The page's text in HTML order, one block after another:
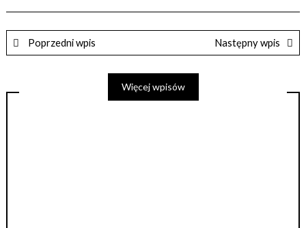
Poprzedni wpis Następny wpis
Więcej wpisów